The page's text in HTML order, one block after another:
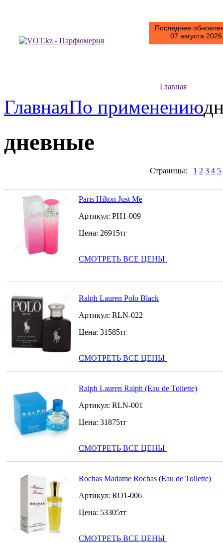
Последнее
07 августа
Главная
ГлавнаяПо применению
дневные
Страницы: 1 2 3 4 5
Paris Hilton Just Me
Артикул: PH1-009
Цена: 26915тг
СМОТРЕТЬ ВСЕ ЦЕНЫ
Ralph Lauren Polo Black
Артикул: RLN-022
Цена: 31585тг
СМОТРЕТЬ ВСЕ ЦЕНЫ
Ralph Lauren Ralph (Eau de Toilette)
Артикул: RLN-001
Цена: 31875тг
СМОТРЕТЬ ВСЕ ЦЕНЫ
Rochas Madame Rochas (Eau de Toilette)
Артикул: RO1-006
Цена: 53305тг
СМОТРЕТЬ ВСЕ ЦЕНЫ